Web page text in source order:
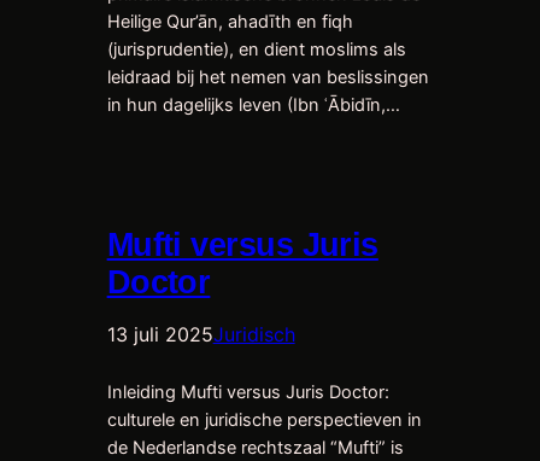
Heilige Qur’ān, ahadīth en fiqh
(jurisprudentie), en dient moslims als
leidraad bij het nemen van beslissingen
in hun dagelijks leven (Ibn ʿĀbidīn,…
Mufti versus Juris
Doctor
13 juli 2025Juridisch
Inleiding Mufti versus Juris Doctor:
culturele en juridische perspectieven in
de Nederlandse rechtszaal “Mufti” is